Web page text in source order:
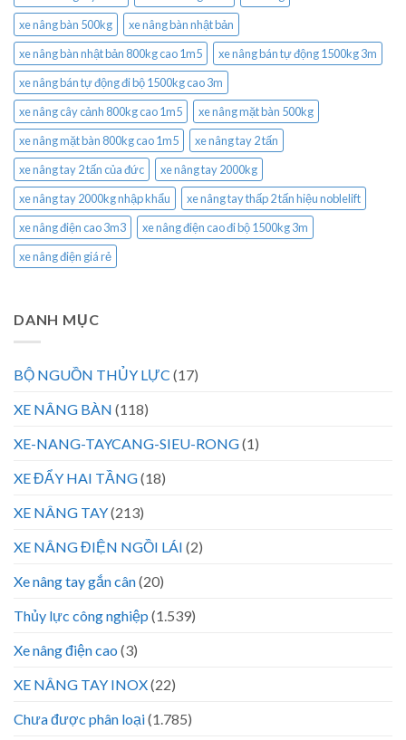
xe nâng bàn 500kg
xe nâng bàn nhật bản
xe nâng bàn nhật bản 800kg cao 1m5
xe nâng bán tự động 1500kg 3m
xe nâng bán tự động đi bộ 1500kg cao 3m
xe nâng cây cảnh 800kg cao 1m5
xe nâng mặt bàn 500kg
xe nâng mặt bàn 800kg cao 1m5
xe nâng tay 2 tấn
xe nâng tay 2 tấn của đức
xe nâng tay 2000kg
xe nâng tay 2000kg nhập khẩu
xe nâng tay thấp 2 tấn hiệu noblelift
xe nâng điện cao 3m3
xe nâng điện cao đi bộ 1500kg 3m
xe nâng điện giá rẻ
DANH MỤC
BỘ NGUỒN THỦY LỰC (17)
XE NÂNG BÀN (118)
XE-NANG-TAYCANG-SIEU-RONG(1)
XE ĐẨY HAI TẦNG(18)
XE NÂNG TAY(213)
XE NÂNG ĐIỆN NGỒI LÁI (2)
Xe nâng tay gắn cân(20)
Thủy lực công nghiệp (1.539)
Xe nâng điện cao (3)
XE NÂNG TAY INOX(22)
Chưa được phân loại(1.785)